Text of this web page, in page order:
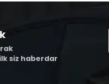
siz haberdar